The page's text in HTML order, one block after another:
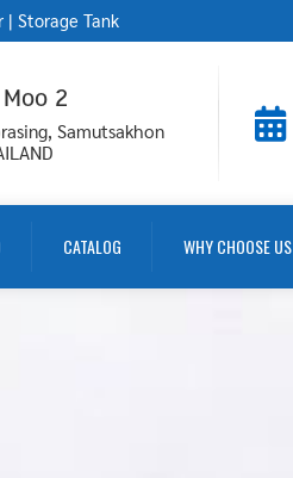
| Storage Tank
2
Samutsakhon
CATALOG WHY CHOOSE US